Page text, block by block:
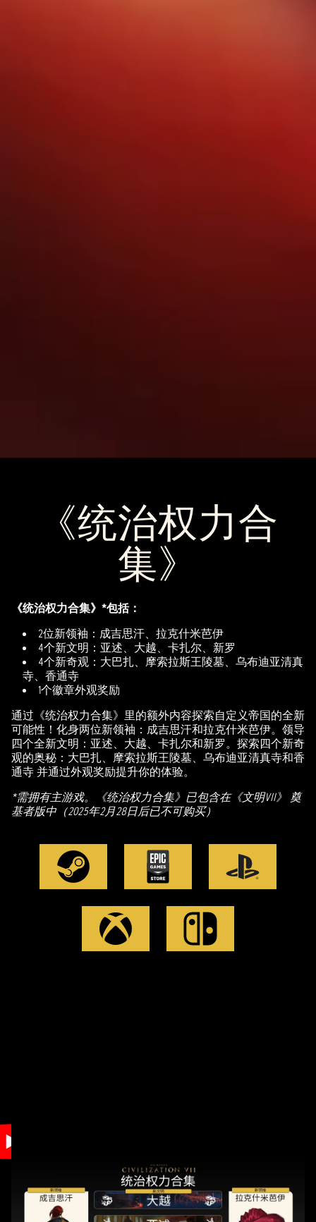
《统治权力合
集》
《统治权力合集》*包括：
2位新领袖：成吉思汗、拉克什米芭伊
4个新文明：亚述、大越、卡扎尔、新罗
4个新奇观：大巴扎、摩索拉斯王陵墓、乌布迪亚清真
寺、香通寺
1个徽章外观奖励
通过《统治权力合集》里的额外内容探索自定义帝国的全新
可能性！化身两位新领袖：成吉思汗和拉克什米芭伊。领导
四个全新文明：亚述、大越、卡扎尔和新罗。探索四个新奇
观的奥秘：大巴扎、摩索拉斯王陵墓、乌布迪亚清真寺和香
通寺 并通过外观奖励提升你的体验。
*需拥有主游戏。《统治权力合集》已包含在《文明VII》 奠
基者版中（2025年2月28日后已不可购买）
& Play